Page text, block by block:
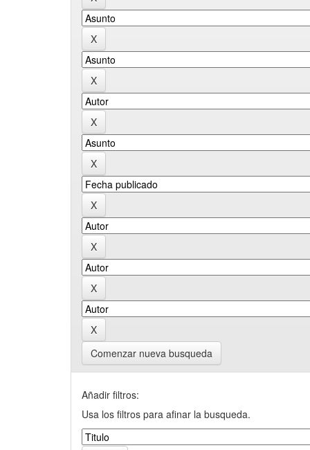
Comenzar nueva busqueda
Añadir filtros:
Usa los filtros para afinar la busqueda.